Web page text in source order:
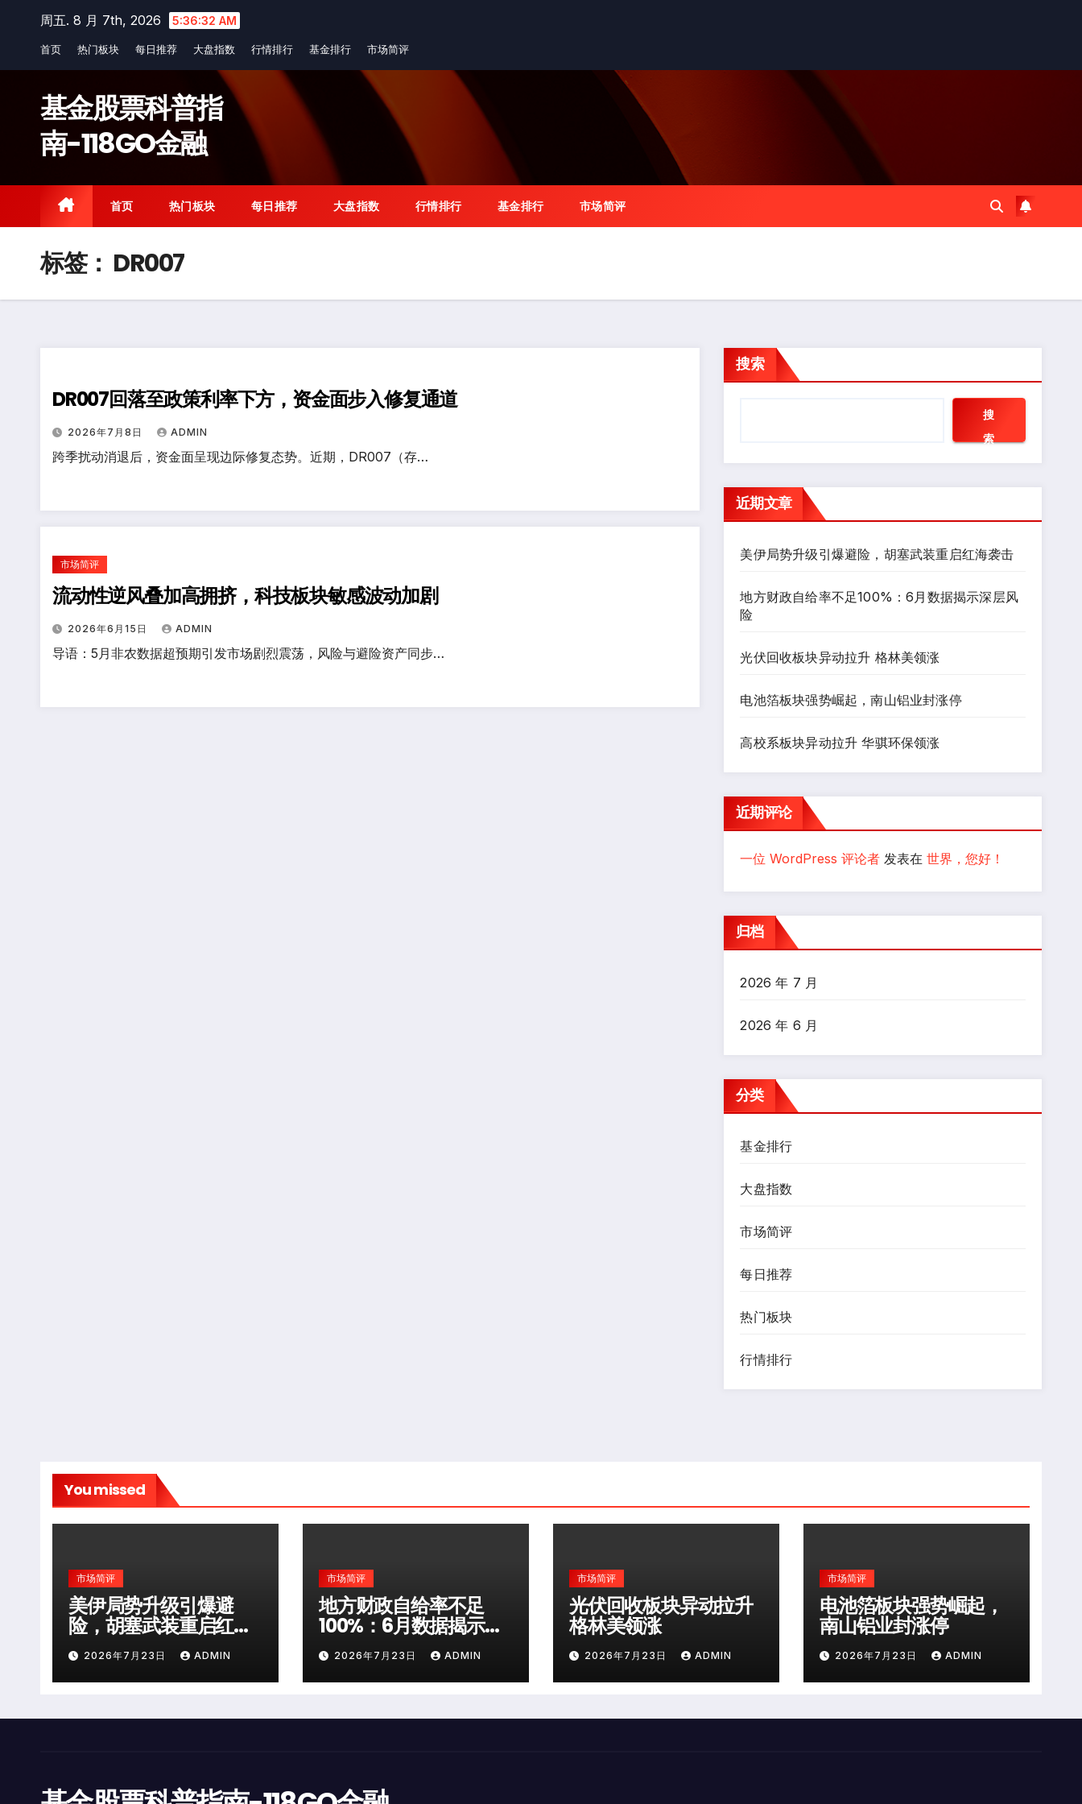
content
周五. 8 月 7th, 2026 5:36:32 AM
首页 热门板块 每日推荐 大盘指数 行情排行 基金排行 市场简评
基金股票科普指
南-118GO金融
首页 热门板块 每日推荐 大盘指数 行情排行 基金排行 市场简评
标签： DR007
DR007回落至政策利率下方，资金面步入修复通道
2026年7月8日 ADMIN
跨季扰动消退后，资金面呈现边际修复态势。近期，DR007（存…
市场简评
流动性逆风叠加高拥挤，科技板块敏感波动加剧
2026年6月15日 ADMIN
导语：5月非农数据超预期引发市场剧烈震荡，风险与避险资产同步…
搜索
搜
索
近期文章
美伊局势升级引爆避险，胡塞武装重启红海袭击
地方财政自给率不足100%：6月数据揭示深层风
险
光伏回收板块异动拉升 格林美领涨
电池箔板块强势崛起，南山铝业封涨停
高校系板块异动拉升 华骐环保领涨
近期评论
一位 WordPress 评论者 发表在世界，您好！
归档
2026 年 7 月
2026 年 6 月
分类
基金排行
大盘指数
市场简评
每日推荐
热门板块
行情排行
You missed
市场简评
美伊局势升级引爆避
险，胡塞武装重启红海
袭击
2026年7月23日 ADMIN
市场简评
地方财政自给率不足
100%：6月数据揭示深
层风险
2026年7月23日 ADMIN
市场简评
光伏回收板块异动拉升
格林美领涨
2026年7月23日 ADMIN
市场简评
电池箔板块强势崛起，
南山铝业封涨停
2026年7月23日 ADMIN